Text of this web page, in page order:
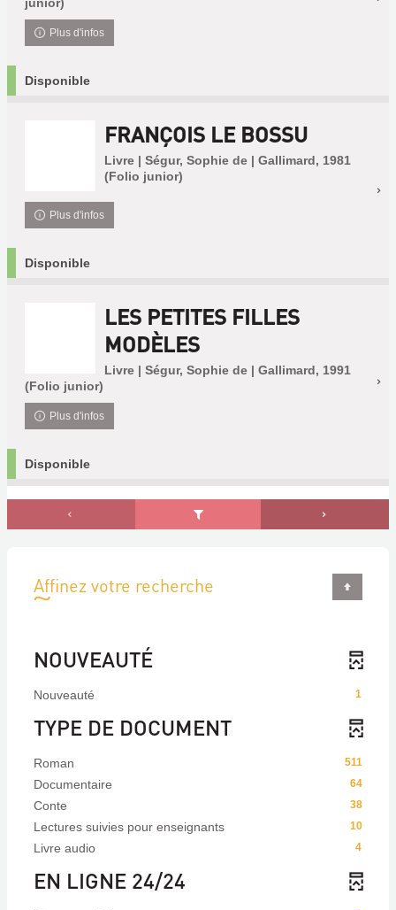
Plus d'infos
Disponible
FRANÇOIS LE BOSSU
Livre | Ségur, Sophie de | Gallimard, 1981
(Folio junior)
Plus d'infos
Disponible
LES PETITES FILLES
MODÈLES
Livre | Ségur, Sophie de | Gallimard, 1991
(Folio junior)
Plus d'infos
Disponible
Affinez votre recherche
NOUVEAUTÉ
1
Nouveauté
TYPE DE DOCUMENT
511
Roman
64
Documentaire
38
Conte
10
Lectures suivies pour enseignants
4
Livre audio
EN LIGNE 24/24